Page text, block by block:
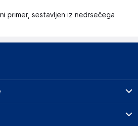
primer, sestavljen iz nedrsečega